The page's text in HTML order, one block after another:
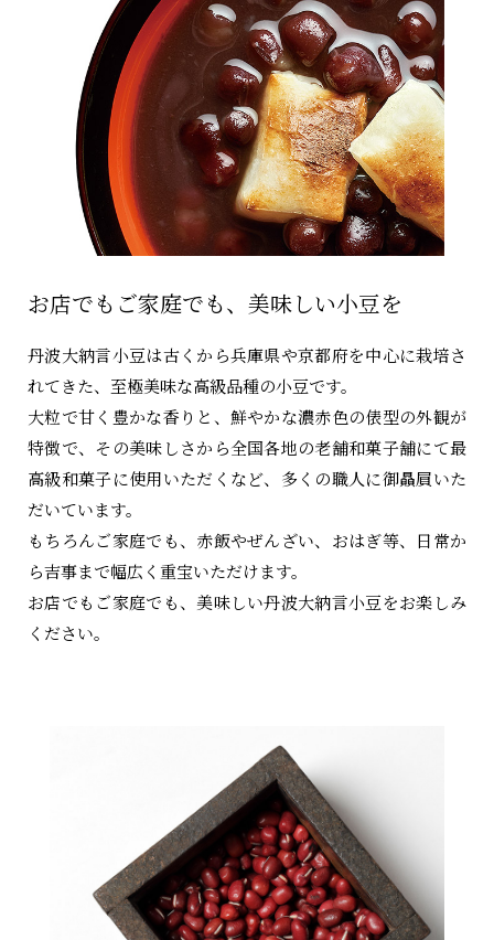
お店でもご家庭でも、美味しい小豆を
丹波大納言小豆は古くから兵庫県や京都府を中心に栽培さ
れてきた、至極美味な高級品種の小豆です。
大粒で甘く豊かな香りと、鮮やかな濃赤色の俵型の外観が
特徴で、その美味しさから全国各地の老舗和菓子舗にて最
高級和菓子に使用いただくなど、多くの職人に御贔屓いた
だいています。
もちろんご家庭でも、赤飯やぜんざい、おはぎ等、日常か
ら吉事まで幅広く重宝いただけます。
お店でもご家庭でも、美味しい丹波大納言小豆をお楽しみ
ください。